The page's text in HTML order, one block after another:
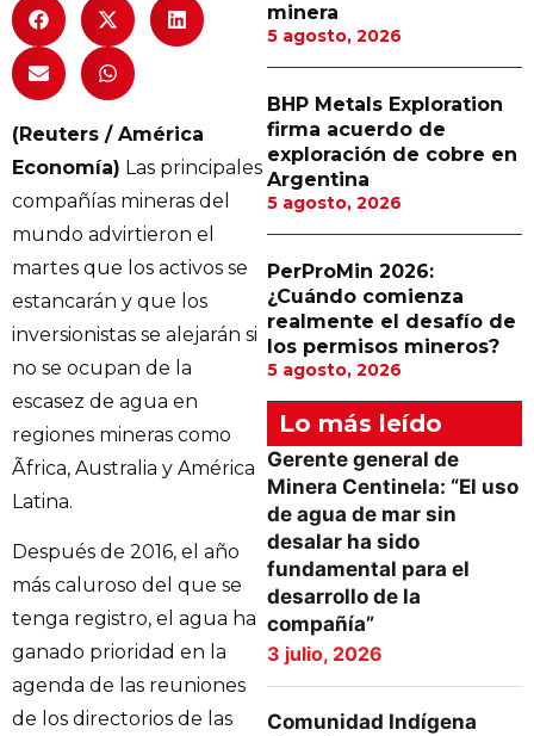
(Reuters / América
Economía) Las principales
compañías mineras del
mundo advirtieron el
martes que los activos se
estancarán y que los
inversionistas se alejarán si
no se ocupan de la
escasez de agua en
regiones mineras como
Ãfrica, Australia y América
Latina.
Después de 2016, el año
más caluroso del que se
tenga registro, el agua ha
ganado prioridad en la
agenda de las reuniones
de los directorios de las
minera
5 agosto, 2026
BHP Metals Exploration
firma acuerdo de
exploración de cobre en
Argentina
5 agosto, 2026
PerProMin 2026:
¿Cuándo comienza
realmente el desafío de
los permisos mineros?
5 agosto, 2026
Lo más leído
Gerente general de
Minera Centinela: “El uso
de agua de mar sin
desalar ha sido
fundamental para el
desarrollo de la
compañía”
3 julio, 2026
Comunidad Indígena